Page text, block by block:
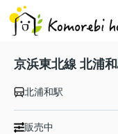
京浜東北線 北浦
北浦和駅
販売中